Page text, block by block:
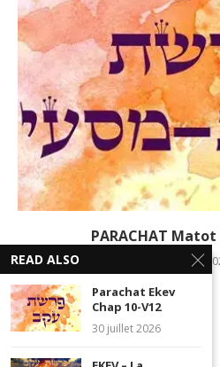
PARACHAT Matot
9 juillet
READ ALSO
Parachat Ekev
Chap 10-V12
30 juillet 2026